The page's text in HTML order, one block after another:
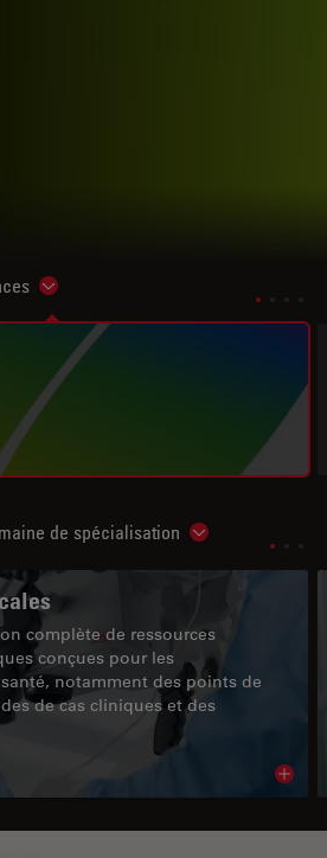
Show subnavigation
de spécialisation Show
complète de ressources
conçues pour les
notamment des points de
de cas cliniques et des